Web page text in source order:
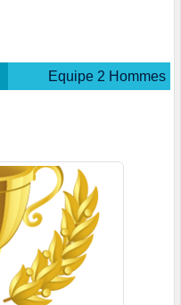
Equipe 2 Hommes